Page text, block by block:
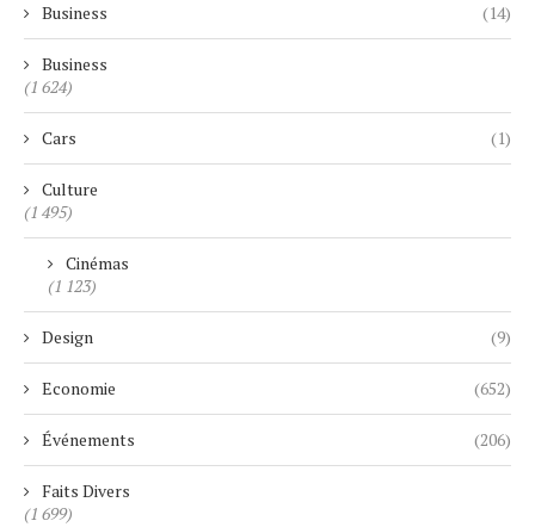
Business (14)
Business
(1 624)
Cars (1)
Culture
(1 495)
Cinémas
(1 123)
Design (9)
Economie (652)
Événements (206)
Faits Divers
(1 699)